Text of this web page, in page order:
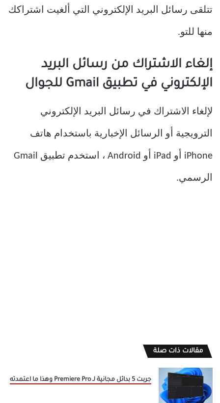
تتلقى رسائل البريد الإلكتروني التي ألغيت اشتراكك
منها للتو.
إلغاء الاشتراك من رسائل البريد
الإلكتروني في تطبيق Gmail للجوال
لإلغاء الاشتراك في رسائل البريد الإلكتروني
الترويجية أو الرسائل الإخبارية باستخدام هاتف
iPhone أو iPad أو Android ، استخدم تطبيق Gmail
الرسمي.
مقالات ذات صلة
جربت 5 بدائل مجانية لـ Premiere Pro وهذا ما اعتمدته